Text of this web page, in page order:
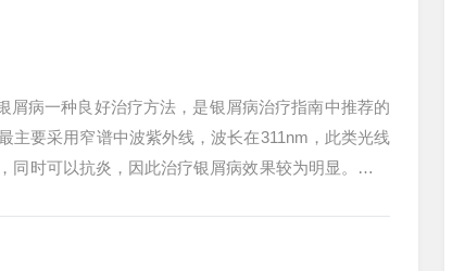
屑病一种良好治疗方法，是银屑病治疗指南中推荐的
主要采用窄谱中波紫外线，波长在311nm，此类光线
时可以抗炎，因此治疗银屑病效果较为明显。选用